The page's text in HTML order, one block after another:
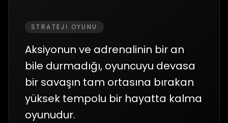
STRATEJI OYUNU
Aksiyonun ve adrenalinin bir an
bile durmadığı, oyuncuyu devasa
bir savaşın tam ortasına bırakan
yüksek tempolu bir hayatta kalma
oyunudur.